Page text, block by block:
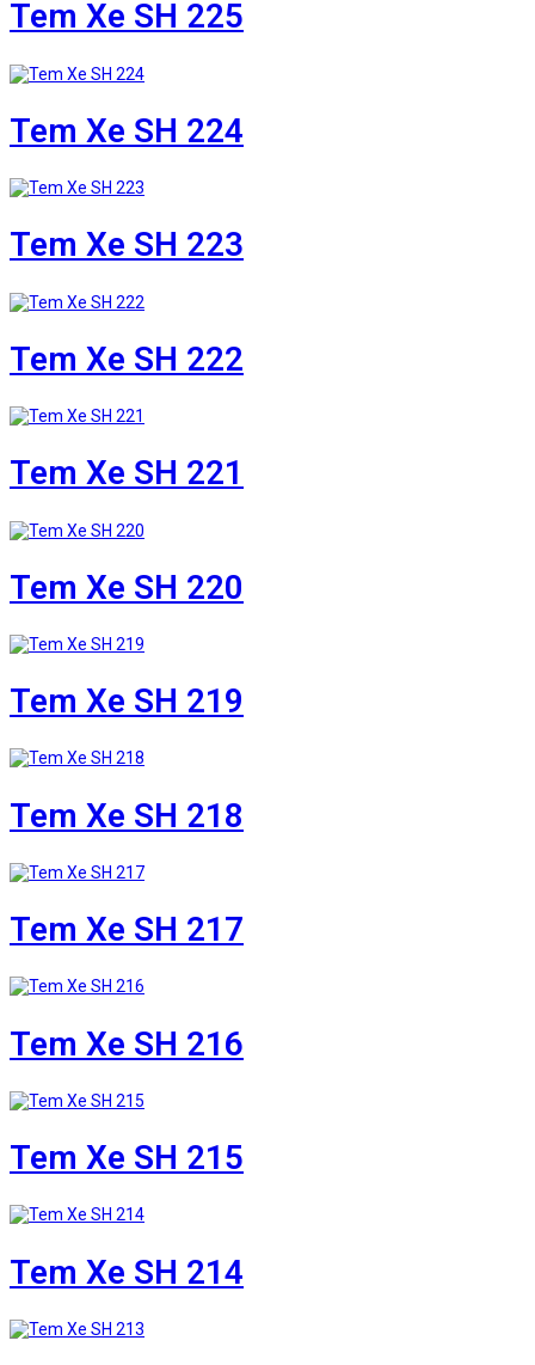
Tem Xe SH 225
Tem Xe SH 224
Tem Xe SH 223
Tem Xe SH 222
Tem Xe SH 221
Tem Xe SH 220
Tem Xe SH 219
Tem Xe SH 218
Tem Xe SH 217
Tem Xe SH 216
Tem Xe SH 215
Tem Xe SH 214